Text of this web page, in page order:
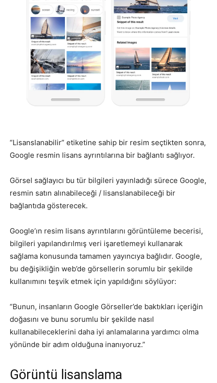
“Lisanslanabilir” etiketine sahip bir resim seçtikten sonra,
Google resmin lisans ayrıntılarına bir bağlantı sağlıyor.
Görsel sağlayıcı bu tür bilgileri yayınladığı sürece Google,
resmin satın alınabileceği / lisanslanabileceği bir
bağlantıda gösterecek.
Google’ın resim lisans ayrıntılarını görüntüleme becerisi,
bilgileri yapılandırılmış veri işaretlemeyi kullanarak
sağlama konusunda tamamen yayıncıya bağlıdır. Google,
bu değişikliğin web’de görsellerin sorumlu bir şekilde
kullanımını teşvik etmek için yapıldığını söylüyor:
“Bunun, insanların Google Görseller’de baktıkları içeriğin
doğasını ve bunu sorumlu bir şekilde nasıl
kullanabileceklerini daha iyi anlamalarına yardımcı olma
yönünde bir adım olduğuna inanıyoruz.”
Görüntü lisanslama